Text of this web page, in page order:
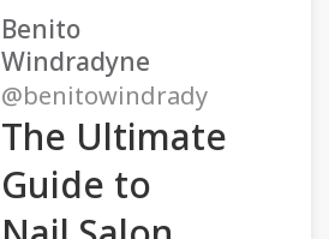
Benito
Windradyne
@benitowindrady
The Ultimate
Guide to